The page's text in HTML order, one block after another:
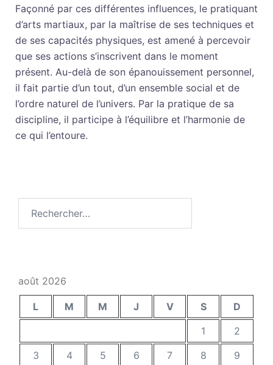
Façonné par ces différentes influences, le pratiquant
d’arts martiaux, par la maîtrise de ses techniques et
de ses capacités physiques, est amené à percevoir
que ses actions s’inscrivent dans le moment
présent. Au-delà de son épanouissement personnel,
il fait partie d’un tout, d’un ensemble social et de
l’ordre naturel de l’univers. Par la pratique de sa
discipline, il participe à l’équilibre et l’harmonie de
ce qui l’entoure.
août 2026
L M M J V S
D
1
2
3
4 5 6 7 8
9